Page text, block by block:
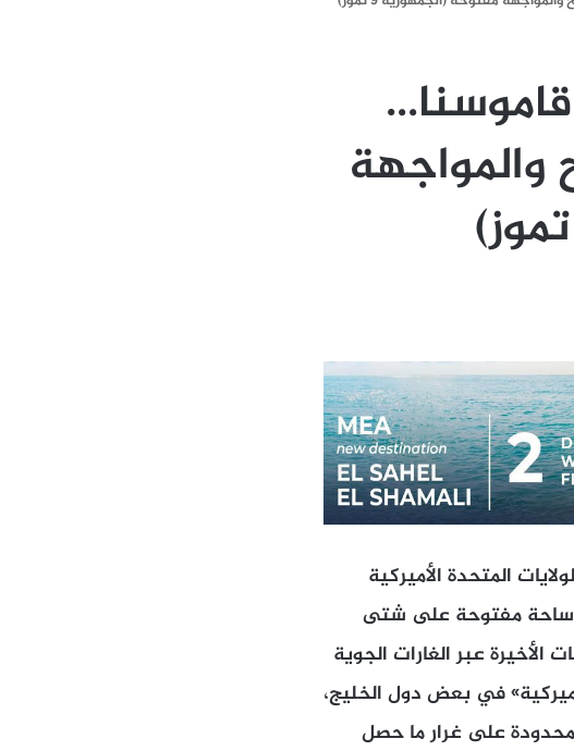
المتحدة الأميركية
ساحة مفتوحة على شتى
عبر الغارات الجوية
في بعض دول الخليج،
محدودة على غرار ما حصل